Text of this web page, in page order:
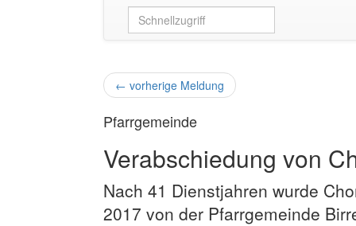
← vorherige Meldung
Pfarrgemeinde
Verabschiedung von
Nach 41 Dienstjahren wurde
2017 von der Pfarrgemeinde